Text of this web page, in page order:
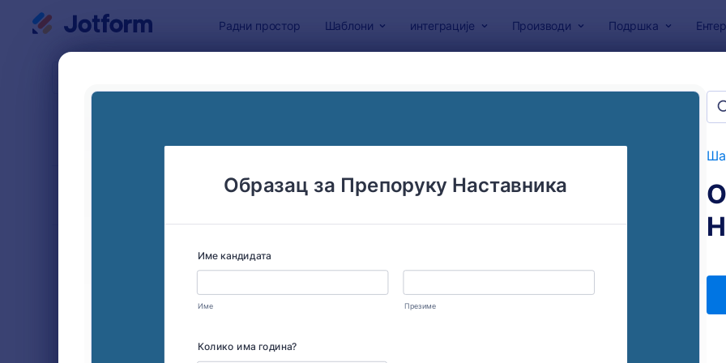
Радни простор Шаблони интеграције Производи Подршка
9 Шаблона
Преглед :
Classic
Обрасци за наручивање